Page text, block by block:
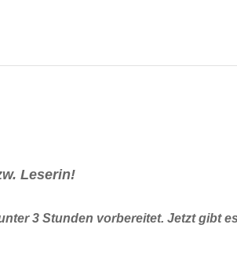
Leserin!
3 Stunden vorbereitet. Jetzt gibt